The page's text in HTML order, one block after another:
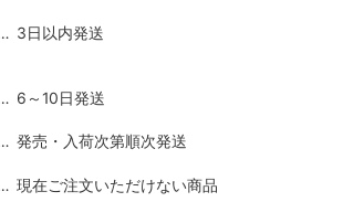
3日以内発送
6～10日発送
発売・入荷次第順次発送
現在ご注文いただけない商品